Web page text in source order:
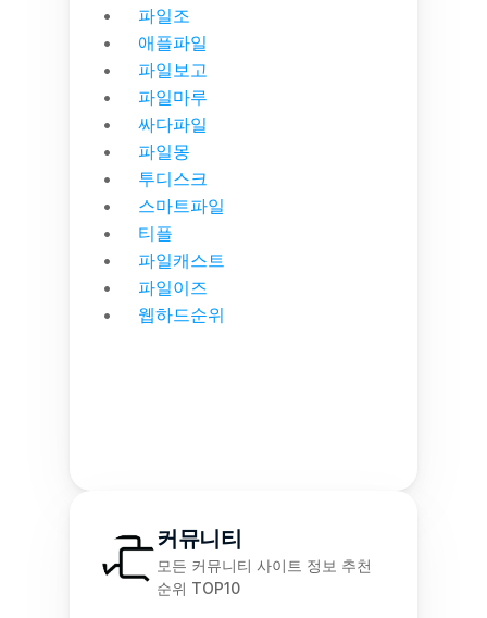
파일조
애플파일
파일보고
파일마루
싸다파일
파일몽
투디스크
스마트파일
티플
파일캐스트
파일이즈
웹하드순위
커뮤니티
모든 커뮤니티 사이트 정보 추천
순위 TOP10